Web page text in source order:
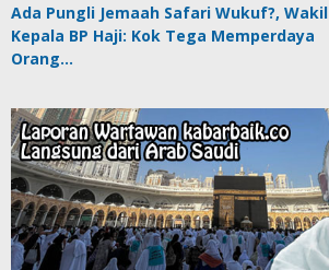
Ada Pungli Jemaah Safari Wukuf?, Wakil
Kepala BP Haji: Kok Tega Memperdaya
Orang…